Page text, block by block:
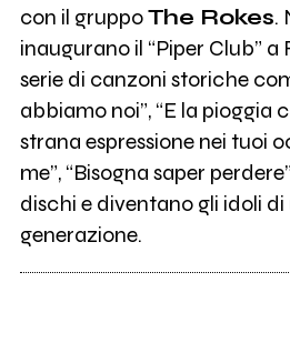
con il gruppoThe Rokes.
inaugurano il “Piper Club” a
serie di canzoni storiche
abbiamo noi”, “E la pioggia
strana espressione nei tuoi
me”, “Bisogna saper
dischi e diventano gli idoli di
generazione.